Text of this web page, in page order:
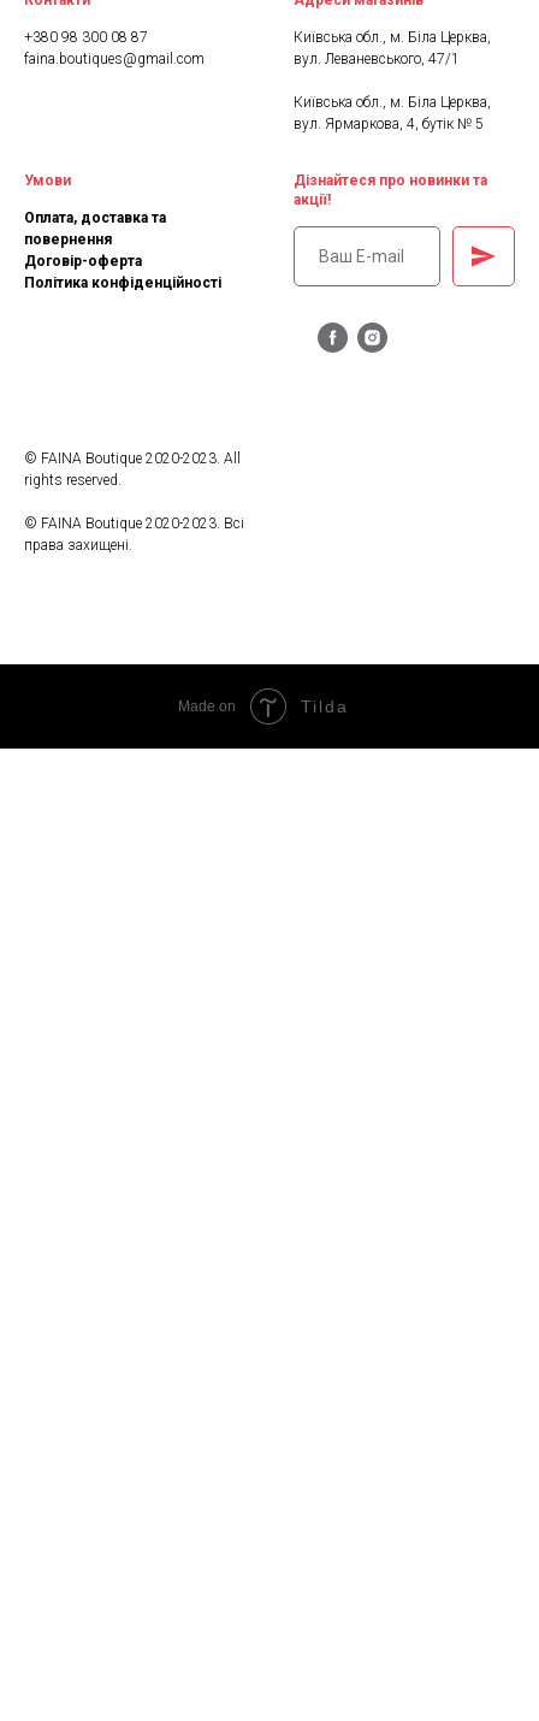
+380 98 300 08 87
faina.boutiques@gmail.com
Київська обл., м. Біла Церква,
вул. Леваневського, 47/1
Київська обл., м. Біла Церква,
вул. Ярмаркова, 4, бутік № 5
Умови
Оплата, доставка та
повернення
Договір-оферта
Політика конфіденційності
Дізнайтеся про новинки та
акції!
© FAINA Boutique 2020-2023. All
rights reserved.
© FAINA Boutique 2020-2023. Всі
права захищені.
Made on Tilda